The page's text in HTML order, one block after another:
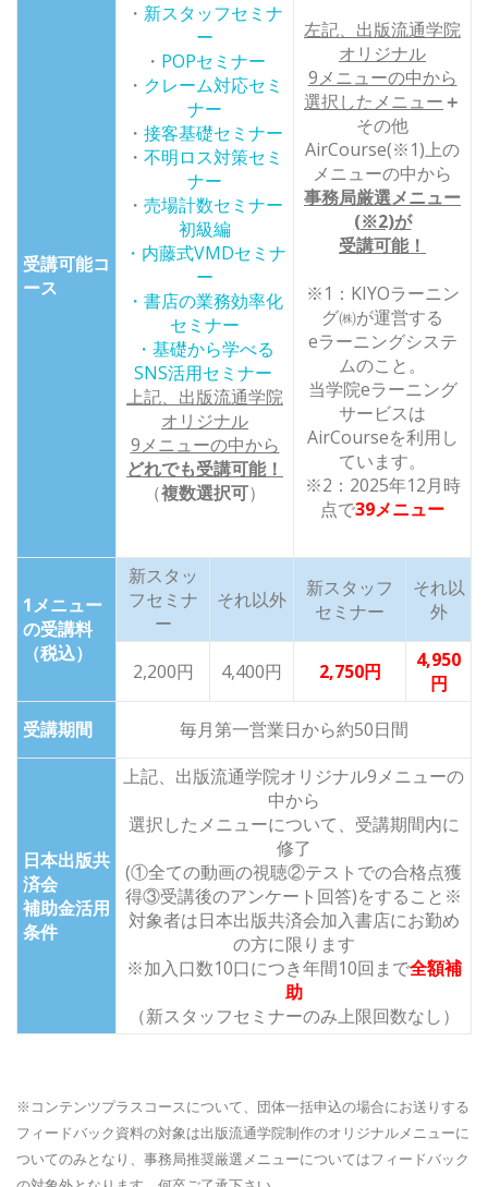
受講可能コ
ース
・ 新スタッフセミナ
ー
・ POPセミナー
・ クレーム対応セミ
ナー
・ 接客基礎セミナー
・ 不明ロス対策セミ
ナー
・ 売場計数セミナー
初級編
・内藤式VMDセミナ
ー
・書店の業務効率化
セミナー
・基礎から学べる
SNS活用セミナー
上記、出版流通学院
オリジナル
9メニューの中から
どれでも受講可能！
（複数選択可）
左記、出版流通学院
オリジナル
9メニューの中から
選択したメニュー ＋
その他
AirCourse(※1)上の
メニューの中から
事務局厳選メニュー
(※2)が
受講可能！
※1：KIYOラーニン
グ㈱が運営する
eラーニングシステ
ムのこと。
当学院eラーニング
サービスは
AirCourseを利用し
ています。
※2：2025年12月時
点で39メニュー
1メニュー
の受講料
（税込）
新スタッ
フセミナ
ー
それ以外
新スタッフ
セミナー
それ以
外
2,200円 4,400円 2,750円
4,950
円
受講期間
毎月第一営業日から約50日間
日本出版共
済会
補助金活用
条件
上記、出版流通学院オリジナル9メニューの
中から
選択したメニューについて、 受講期間内に
修了
(①全ての動画の視聴②テストでの合格点獲
得③受講後のアンケート回答)をすること ※
対象者は日本出版共済会加入書店にお勤め
の方に限ります
※加入口数10口につき年間10回まで全額補
助
（新スタッフセミナーのみ上限回数なし）
※コンテンツプラスコースについて、団体一括申込の場合にお送りする
フィードバック資料の対象は出版流通学院制作のオリジナルメニューに
ついてのみとなり、事務局推奨厳選メニューについてはフィードバック